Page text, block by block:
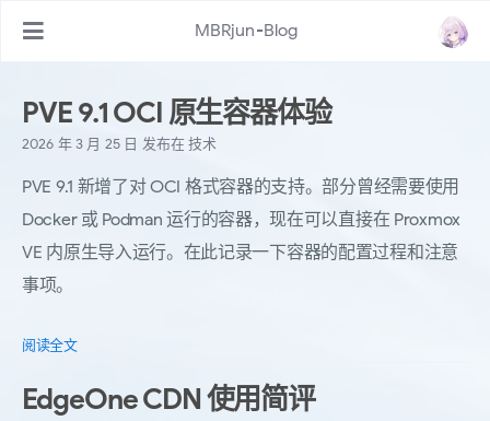
MBRjun-Blog
PVE 9.1 OCI 原生容器体验
2026 年 3 月 25 日 发布在技术
PVE 9.1 新增了对 OCI 格式容器的支持。部分曾经需要使用
Docker 或 Podman 运行的容器，现在可以直接在 Proxmox
VE 内原生导入运行。在此记录一下容器的配置过程和注意
事项。
阅读全文
EdgeOne CDN 使用简评